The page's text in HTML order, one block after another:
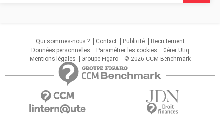
...
Qui sommes-nous ?
Contact Publicité
Recrutement
Données personnelles
Paramétrer les cookies
Gérer Utiq
Mentions légales
Groupe Figaro © 2026 CCM Benchmark